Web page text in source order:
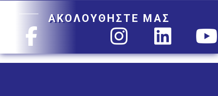
ΑΚΟΛΟΥΘΗΣΤΕ ΜΑΣ